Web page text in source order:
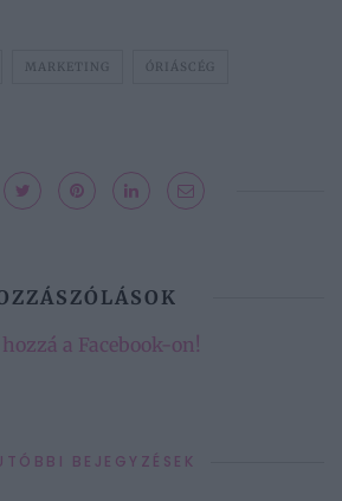
MARKETING ÓRIÁSCÉG
a Facebook-on!
BEJEGYZÉSEK